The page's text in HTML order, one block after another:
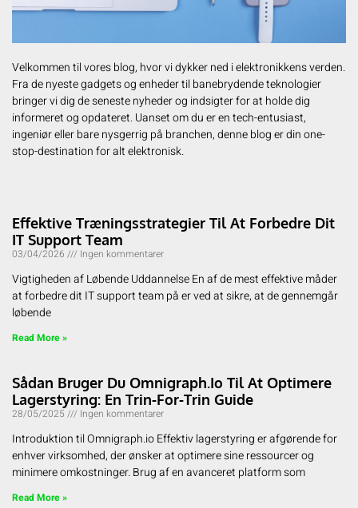
Velkommen til vores blog, hvor vi dykker ned i elektronikkens verden.
Fra de nyeste gadgets og enheder til banebrydende teknologier
bringer vi dig de seneste nyheder og indsigter for at holde dig
informeret og opdateret. Uanset om du er en tech-entusiast,
ingeniør eller bare nysgerrig på branchen, denne blog er din one-
stop-destination for alt elektronisk.
Effektive Træningsstrategier Til At Forbedre Dit
IT Support Team
03/04/2026 Ingen kommentarer
Vigtigheden af Løbende Uddannelse En af de mest effektive måder
at forbedre dit IT support team på er ved at sikre, at de gennemgår
løbende
Read More »
Sådan Bruger Du Omnigraph.io Til At Optimere
Lagerstyring: En Trin-For-Trin Guide
28/05/2025 Ingen kommentarer
Introduktion til Omnigraph.io Effektiv lagerstyring er afgørende for
enhver virksomhed, der ønsker at optimere sine ressourcer og
minimere omkostninger. Brug af en avanceret platform som
Read More »